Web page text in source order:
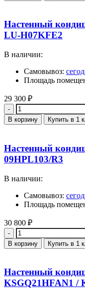
Настенный
LU-H07KFE2
В наличии:
Самовывоз:
Площадь
29 300 ₽
Количество
В корзину Купить в 1
Настенный
09HPL103/R3
В наличии:
Самовывоз:
Площадь
30 800 ₽
Количество
В корзину Купить в 1
Настенный
KSGQ21HFAN1 /